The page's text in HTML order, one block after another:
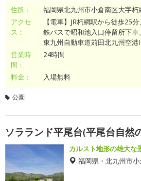
住所：
福岡県北九州市小倉南区大字朽
アクセ
ス：
【電車】JR朽網駅から徒歩25
鉄バスで昭和池入口停留所下車
東九州自動車道苅田北九州空港
営業時
間：
24時間
料金： 入場無料
公園
ソラランド平尾台(平尾台自然
カルスト地形の雄大な
福岡県・北九州市小